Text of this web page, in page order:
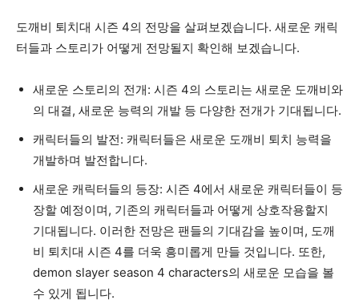
도깨비 퇴치대 시즌 4의 전망을 살펴보겠습니다. 새로운 캐릭
터들과 스토리가 어떻게 전망될지 확인해 보겠습니다.
새로운 스토리의 전개: 시즌 4의 스토리는 새로운 도깨비와
의 대결, 새로운 능력의 개발 등 다양한 전개가 기대됩니다.
캐릭터들의 발전: 캐릭터들은 새로운 도깨비 퇴치 능력을
개발하며 발전합니다.
새로운 캐릭터들의 등장: 시즌 4에서 새로운 캐릭터들이 등
장할 예정이며, 기존의 캐릭터들과 어떻게 상호작용할지
기대됩니다. 이러한 전망은 팬들의 기대감을 높이며, 도깨
비 퇴치대 시즌 4를 더욱 흥미롭게 만들 것입니다. 또한,
demon slayer season 4 characters의 새로운 모습을 볼
수 있게 됩니다.